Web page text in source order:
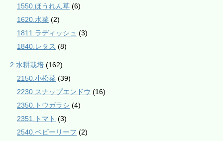
1550.ほうれん草 (6)
1620.水菜 (2)
1811.ラディッシュ (3)
1840.レタス (8)
2.水耕栽培 (162)
2150.小松菜 (39)
2230.スナップエンドウ (16)
2350.トウガラシ (4)
2351.トマト (3)
2540.ベビーリーフ (2)